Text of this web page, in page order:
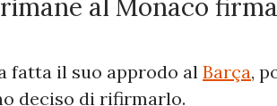
al Monaco
fatta il suo approdo al Barça,
deciso di rifirmarlo.